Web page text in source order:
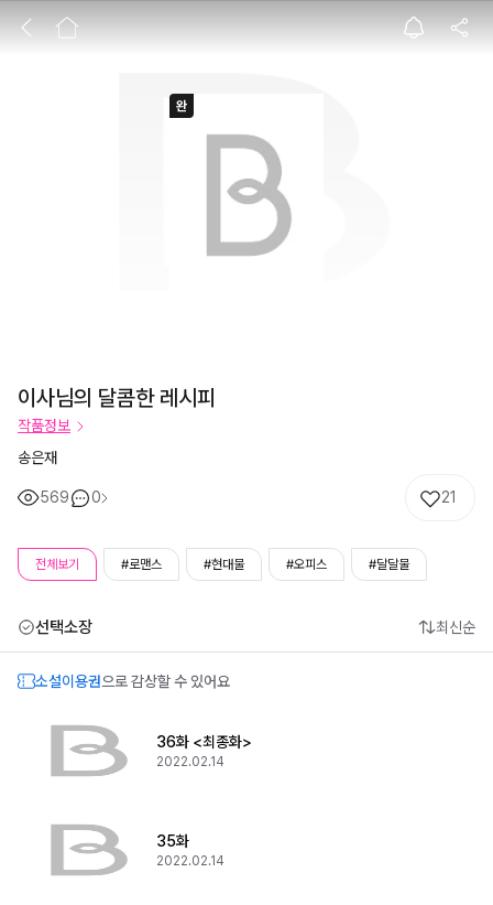
이사님의 달콤한
이사님의 달콤한 레시피
작품정보
송은재
569 0 21
전체보기 #로맨스 #현대물 #오피스 #달달물
선택소장 최신순
소설이용권으로 감상할 수 있어요
36화 <최종화>
2022.02.14
35화
2022.02.14